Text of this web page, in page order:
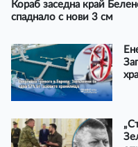
Кораб заседна край
спаднало с нови 3 см